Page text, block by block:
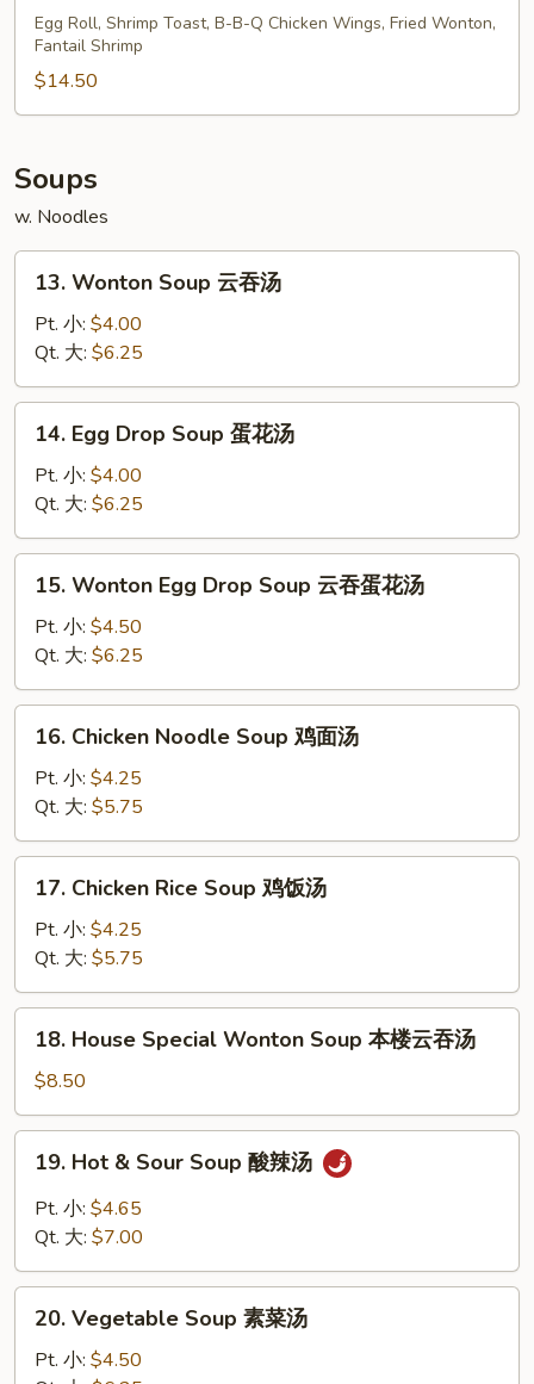
Pu
Platter
(for
2)
宝
盆
Egg Roll, Shrimp Toast, B-B-Q Chicken Wings, Fried Wonton,
Fantail Shrimp
$14.50
Soups
w. Noodles
Wonton
Soup
吞
汤
13. Wonton Soup 云吞汤
Pt. 小: $4.00
Qt. 大: $6.25
Egg
Drop
Soup
蛋
花
14. Egg Drop Soup 蛋花汤
Pt. 小: $4.00
Qt. 大: $6.25
Wonton
Egg
Drop
Soup
云
15. Wonton Egg Drop Soup 云吞蛋花汤
Pt. 小: $4.50
Qt. 大: $6.25
Chicken
Noodle
Soup
鸡
面
16. Chicken Noodle Soup 鸡面汤
Pt. 小: $4.25
Qt. 大: $5.75
Chicken
Rice
Soup
鸡
饭
17. Chicken Rice Soup 鸡饭汤
Pt. 小: $4.25
Qt. 大: $5.75
House
Special
Wonton
Soup
汤
18. House Special Wonton Soup 本楼云吞汤
$8.50
Hot
Sour
酸
19. Hot & Sour Soup 酸辣汤
Pt. 小: $4.65
Qt. 大: $7.00
Vegetable
Soup
20. Vegetable Soup 素菜汤
Pt. 小: $4.50